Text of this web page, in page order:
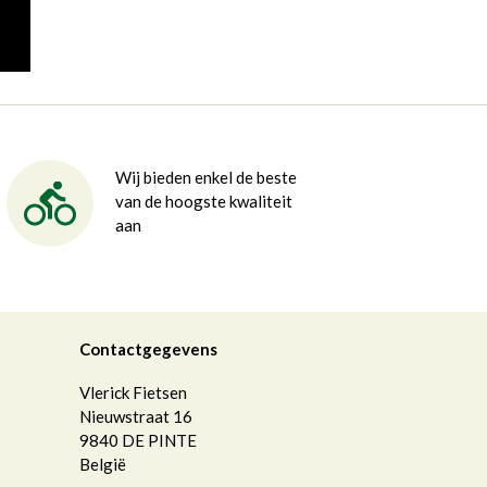
Wij bieden enkel de beste
van de hoogste kwaliteit
aan
Contactgegevens
Vlerick Fietsen
Nieuwstraat 16
9840 DE PINTE
België